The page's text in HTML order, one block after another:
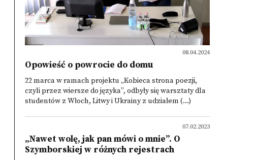
08.04.2024
Opowieść o powrocie do domu
22 marca w ramach projektu „Kobieca strona poezji,
czyli przez wiersze do języka”, odbyły się warsztaty dla
studentów z Włoch, Litwy i Ukrainy z udziałem (...)
07.02.2023
„Nawet wolę, jak pan mówi o mnie”. O
Szymborskiej w różnych rejestrach